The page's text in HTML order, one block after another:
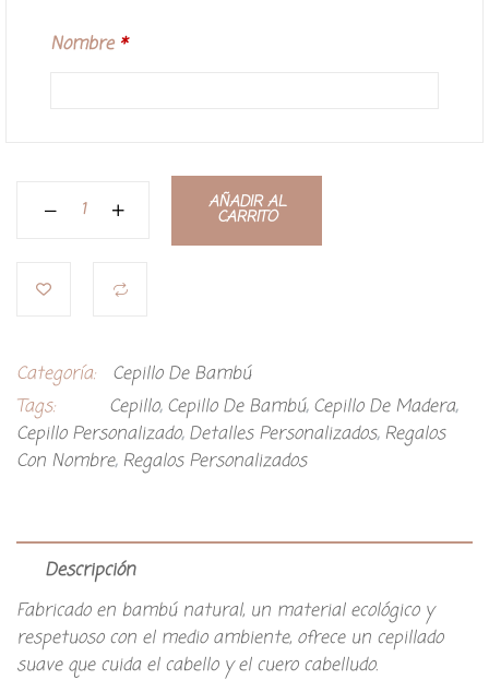
Nombre *
AÑADIR AL
CARRITO
Categoría:
Cepillo De Bambú
Tags:
Cepillo, Cepillo De Bambú, Cepillo De Madera,
Cepillo Personalizado, Detalles Personalizados, Regalos
Con Nombre, Regalos Personalizados
Descripción
Fabricado en bambú natural, un material ecológico y
respetuoso con el medio ambiente, ofrece un cepillado
suave que cuida el cabello y el cuero cabelludo.